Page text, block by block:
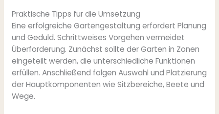
Praktische Tipps für die Umsetzung
Eine erfolgreiche Gartengestaltung erfordert Planung
und Geduld. Schrittweises Vorgehen vermeidet
Überforderung. Zunächst sollte der Garten in Zonen
eingeteilt werden, die unterschiedliche Funktionen
erfüllen. Anschließend folgen Auswahl und Platzierung
der Hauptkomponenten wie Sitzbereiche, Beete und
Wege.